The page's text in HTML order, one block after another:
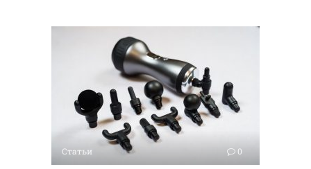
Статьи 0